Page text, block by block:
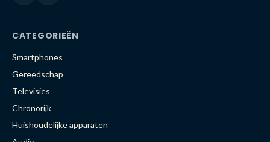
CATEGORIEËN
Smartphones
Gereedschap
Televisies
Chronorijk
Huishoudelijke apparaten